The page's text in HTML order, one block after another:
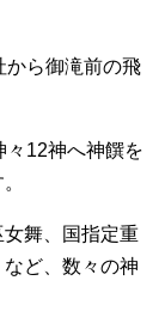
から御滝前の飛
々12神へ神饌を
舞、国指定重
ど、数々の神